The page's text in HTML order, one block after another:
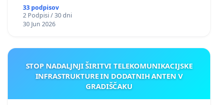
33 podpisov
2 Podpisi / 30 dni
30 Jun 2026
STOP NADALJNJI ŠIRITVI TELEKOMUNIKACIJSKE
INFRASTRUKTURE IN DODATNIH ANTEN V
GRADIŠČAKU